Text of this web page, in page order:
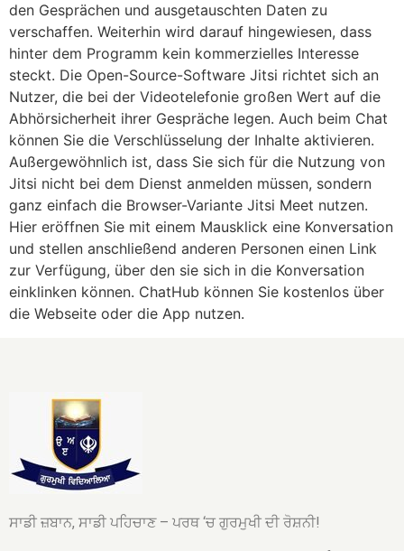
den Gesprächen und ausgetauschten Daten zu
verschaffen. Weiterhin wird darauf hingewiesen, dass
hinter dem Programm kein kommerzielles Interesse
steckt. Die Open-Source-Software Jitsi richtet sich an
Nutzer, die bei der Videotelefonie großen Wert auf die
Abhörsicherheit ihrer Gespräche legen. Auch beim Chat
können Sie die Verschlüsselung der Inhalte aktivieren.
Außergewöhnlich ist, dass Sie sich für die Nutzung von
Jitsi nicht bei dem Dienst anmelden müssen, sondern
ganz einfach die Browser-Variante Jitsi Meet nutzen.
Hier eröffnen Sie mit einem Mausklick eine Konversation
und stellen anschließend anderen Personen einen Link
zur Verfügung, über den sie sich in die Konversation
einklinken können. ChatHub können Sie kostenlos über
die Webseite oder die App nutzen.
ਸਾਡੀ ਜ਼ਬਾਨ, ਸਾਡੀ ਪਹਿਚਾਣ – ਪਰਥ ‘ਚ ਗੁਰਮੁਖੀ ਦੀ ਰੋਸ਼ਨੀ!